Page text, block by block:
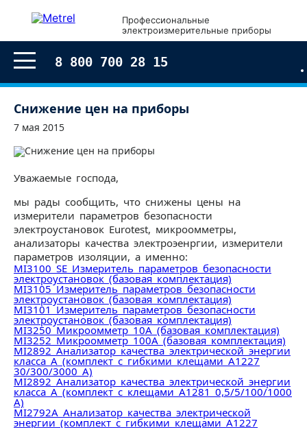
Профессиональные
электроизмерительные приборы
8 800 700 28 15
Снижение цен на приборы
7 мая 2015
Уважаемые господа,
мы рады сообщить, что снижены цены на
измерители параметров безопасности
электроустановок Eurotest, микроомметры,
анализаторы качества электроэенргии, измерители
параметров изоляции, а именно:
MI3100 SE Измеритель параметров безопасности
электроустановок (базовая комплектация)
MI3105 Измеритель параметров безопасности
электроустановок (базовая комплектация)
MI3101 Измеритель параметров безопасности
электроустановок (базовая комплектация)
MI3250 Микроомметр 10А (базовая комплектация)
MI3252 Микроомметр 100А (базовая комплектация)
MI2892 Анализатор качества электрической энергии
класса А (комплект с гибкими клещами А1227
30/300/3000 А)
MI2892 Анализатор качества электрической энергии
класса А (комплект с клещами А1281 0,5/5/100/1000
А)
MI2792A Анализатор качества электрической
энергии (комплект с гибкими клещами А1227